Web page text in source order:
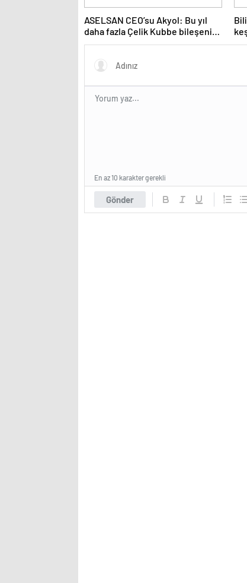
ASELSAN CEO’su Akyol: Bu yıl
daha fazla Çelik Kubbe bileşenini
envantere vereceğiz
Gönder
En az 10 karakter gerekli